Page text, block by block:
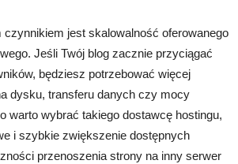
jest skalowalność oferowanego
Jeśli Twój blog zacznie przyciągać
będziesz potrzebować więcej
dysku, transferu danych czy mocy
warto wybrać takiego dostawcę hostingu,
i szybkie zwiększenie dostępnych
przenoszenia strony na inny serwer